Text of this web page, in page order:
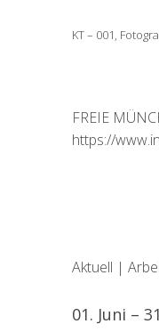
KT – 001,
FREIE
https://
Aktuell |
01. Juni –